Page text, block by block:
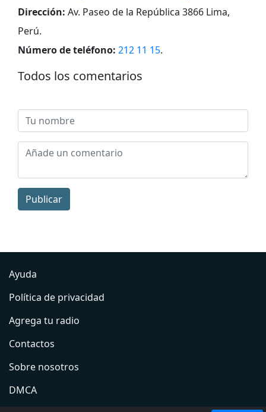
Dirección: Av. Paseo de la República 3866 Lima,
Perú.
Número de teléfono: 212 11 15.
Todos los comentarios
Publicar
Ayuda
Política de privacidad
Agrega tu radio
Contactos
Sobre nosotros
DMCA